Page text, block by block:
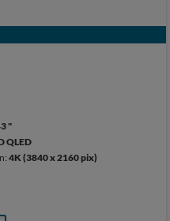
"
QLED
4K (3840 x 2160 pix)